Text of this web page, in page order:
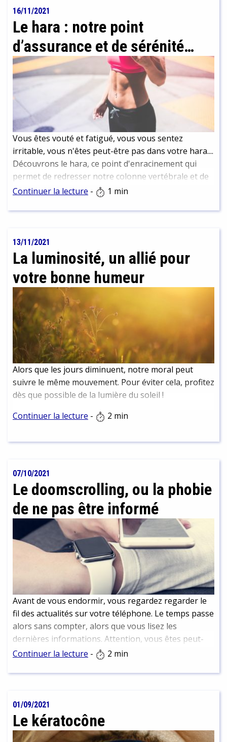
16/11/2021
Le hara : notre point
d’assurance et de sérénité…
Vous êtes vouté et fatigué, vous vous sentez
irritable, vous n'êtes peut-être pas dans votre hara....
Découvrons le hara, ce point d'enracinement qui
permet de redresser notre colonne vertébrale et de
nous sentir mieux...
Continuer la lecture - 1 min
13/11/2021
La luminosité, un allié pour
votre bonne humeur
Alors que les jours diminuent, notre moral peut
suivre le même mouvement. Pour éviter cela, profitez
dès que possible de la lumière du soleil !
Continuer la lecture - 2 min
07/10/2021
Le doomscrolling, ou la phobie
de ne pas être informé
Avant de vous endormir, vous regardez regarder le
fil des actualités sur votre téléphone. Le temps passe
alors sans compter, alors que vous lisez les
dernières informations. Attention, vous êtes peut-
être en train de doomscroller….
Continuer la lecture - 2 min
01/09/2021
Le kératocône